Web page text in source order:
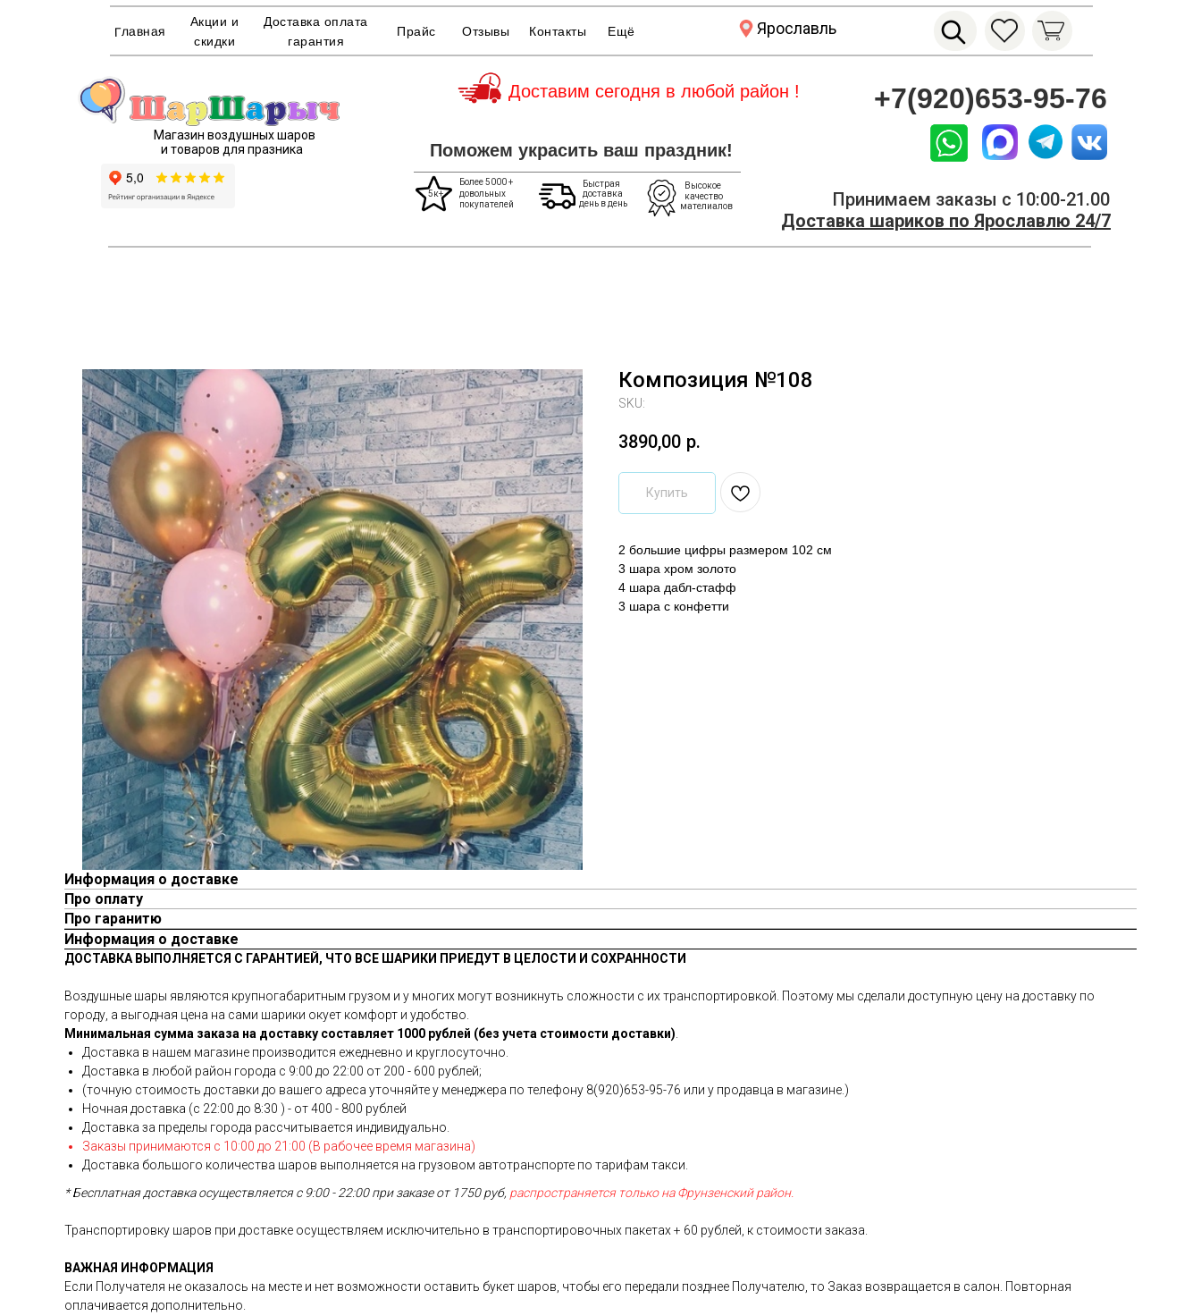
Главная Прайс
Доставка оплата
гарантия
Отзывы Контакты
Акции и
скидки
Ярославль
Ещё
+7(920)653-95-76
Принимаем заказы с 10:00-21.00
Доставка шариков по Ярославлю 24/7
Магазин воздушных шаров
и товаров для празника
довольных
5к+
покупателей
Быстрая
доставка
Более 5000 +
Высокое
качество
Поможем украсить ваш праздник!
мателиалов
день в день
Доставим сегодня в любой район !
Композиция №108
SKU:
3890,00 р.
Купить
2 большие цифры размером 102 см
3 шара хром золото
4 шара дабл-стафф
3 шара с конфетти
Информация о доставке
Про оплату
Про гаранитю
Информация о доставке
ДОСТАВКА ВЫПОЛНЯЕТСЯ С ГАРАНТИЕЙ, ЧТО ВСЕ ШАРИКИ ПРИЕДУТ В ЦЕЛОСТИ И СОХРАННОСТИ
Воздушные шары являются крупногабаритным грузом и у многих могут возникнуть сложности с их транспортировкой. Поэтому мы сделали доступную цену на доставку по
городу, а выгодная цена на сами шарики окует комфорт и удобство.
Минимальная сумма заказа на доставку составляет 1000 рублей (без учета стоимости доставки)
Доставка в нашем магазине производится ежедневно и круглосуточно.
Доставка в любой район города c 9:00 до 22:00 от 200 - 600 рублей;
(точную стоимость доставки до вашего адреса уточняйте у менеджера по телефону 8(920)653-95-76 или у продавца в магазине.)
Ночная доставка (с 22:00 до 8:30 ) - от 400 - 800 рублей
Доставка за пределы города рассчитывается индивидуально.
Заказы принимаются с 10:00 до 21:00 (В рабочее время магазина)
Доставка большого количества шаров выполняется на грузовом автотранспорте по тарифам такси.
* Бесплатная доставка осуществляется с 9:00 - 22:00 при заказе от 1750 руб, распространяется только на Фрунзенский район.
Транспортировку шаров при доставке осуществляем исключительно в транспортировочных пакетах + 60 рублей, к стоимости заказа.
ВАЖНАЯ ИНФОРМАЦИЯ
Если Получателя не оказалось на месте и нет возможности оставить букет шаров, чтобы его передали позднее Получателю, то Заказ возвращается в салон. Повторная
оплачивается дополнительно.